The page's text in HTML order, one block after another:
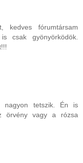
kedves fórumtársam
csak gyönyörködök.
nagyon tetszik. Én is
örvény vagy a rózsa